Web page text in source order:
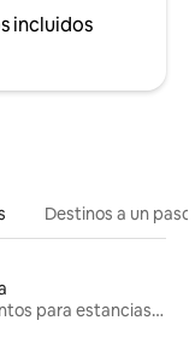
incluidos
Destinos a un
Alojamientos para estancias largas